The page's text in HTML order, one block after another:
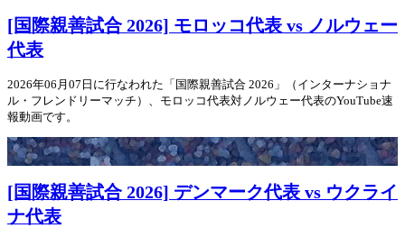
[国際親善試合 2026] モロッコ代表 vs ノルウェー
代表
2026年06月07日に行なわれた「国際親善試合 2026」（インターナショナ
ル・フレンドリーマッチ）、モロッコ代表対ノルウェー代表のYouTube速
報動画です。
[国際親善試合 2026] デンマーク代表 vs ウクライ
ナ代表